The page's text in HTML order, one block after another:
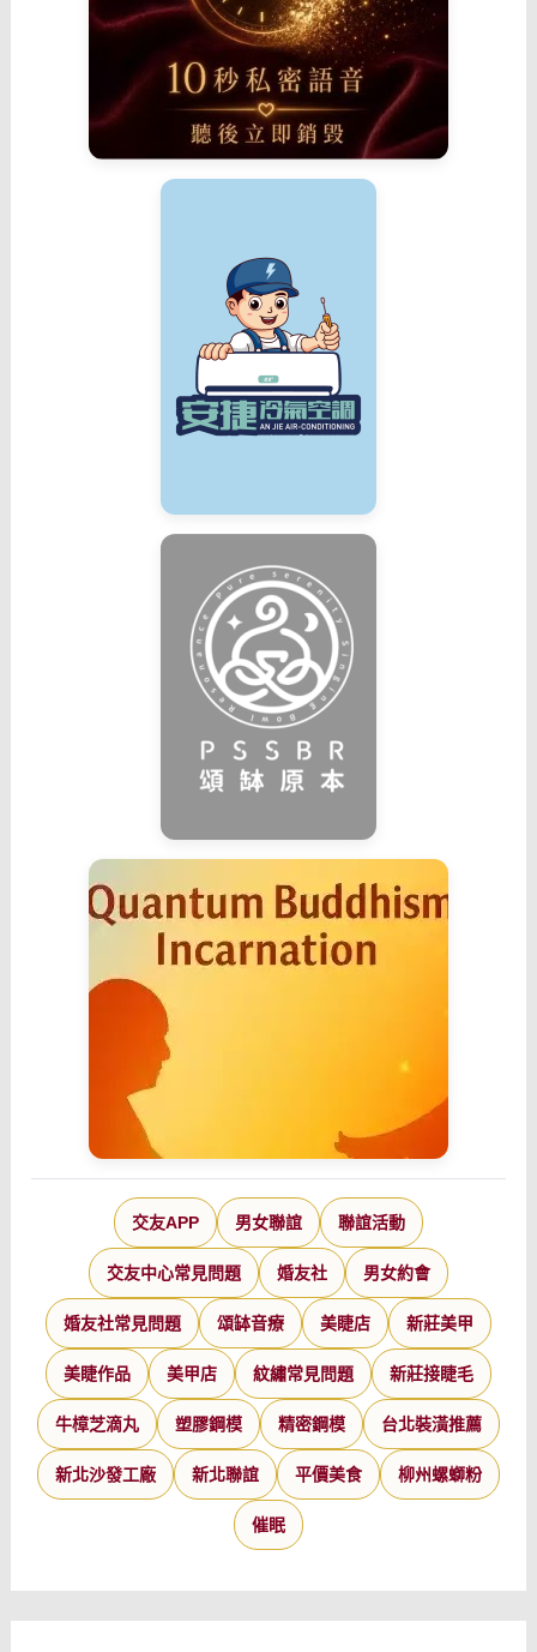
交友APP 男女聯誼 聯誼活動
交友中心常見問題 婚友社 男女約會
婚友社常見問題 頌缽音療 美睫店 新莊美甲
美睫作品 美甲店 紋繡常見問題 新莊接睫毛
牛樟芝滴丸 塑膠鋼模 精密鋼模 台北裝潢推薦
新北沙發工廠 新北聯誼 平價美食 柳州螺螄粉
催眠